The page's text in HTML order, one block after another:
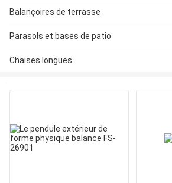
Balançoires de terrasse
Parasols et bases de patio
Chaises longues